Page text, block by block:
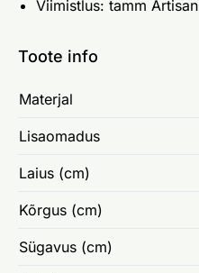
Viimistlus: tamm Artisan
Toote info
Materjal
Lisaomadus
Laius (cm)
Kõrgus (cm)
Sügavus (cm)